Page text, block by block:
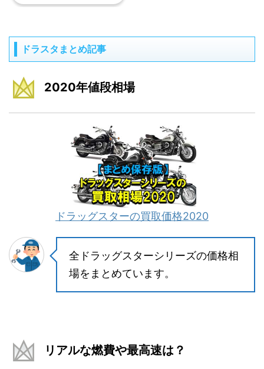
ドラスタまとめ記事
2020年値段相場
ドラッグスターの買取価格2020
全ドラッグスターシリーズの価格相
場をまとめています。
リアルな燃費や最高速は？